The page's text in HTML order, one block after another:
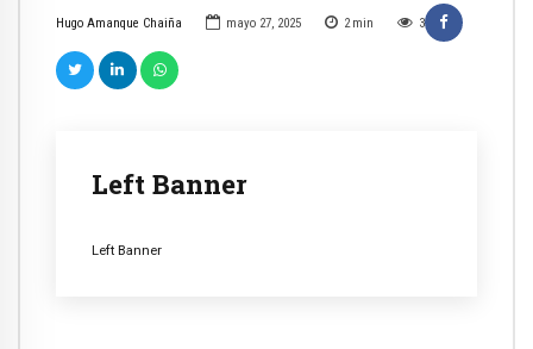
Hugo Amanque Chaiña mayo 27, 2025 2 min 3
Left Banner
Left Banner